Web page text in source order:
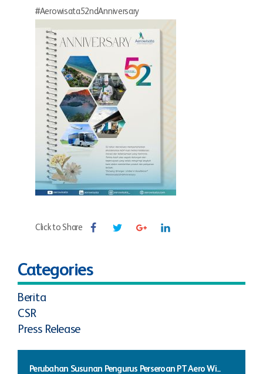
#Aerowisata52ndAnniversary
Click to Share
Categories
Berita
CSR
Press Release
Perubahan Susunan Pengurus Perseroan PT Aero Wi...